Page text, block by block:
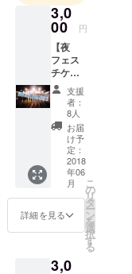
3,0
00 円
【夜
フェス
チケッ
ト】
Greatlu
ckFES'
18(6/16
(OPEN)
21:30
(START
)22:00
(CLOSE
)3:00
フェス
会
Lの森
支援
者：
8人
お届
け予
定：
2018
年06
月
詳細を見る
こ
の
リ
タ
ー
ン
を
選
択
す
る
3,0